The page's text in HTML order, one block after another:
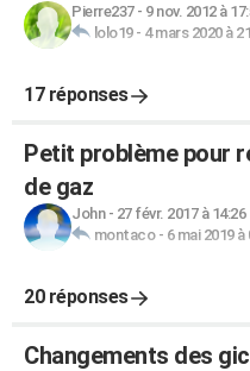
Pierre237- 9 nov. 2012 à
lolo19- 4 mars 2020 à
17 réponses
Petit problème pour
de gaz
John- 27 févr. 2017 à 14:26
montaco- 6 mai 2019 à
20 réponses
Changements des